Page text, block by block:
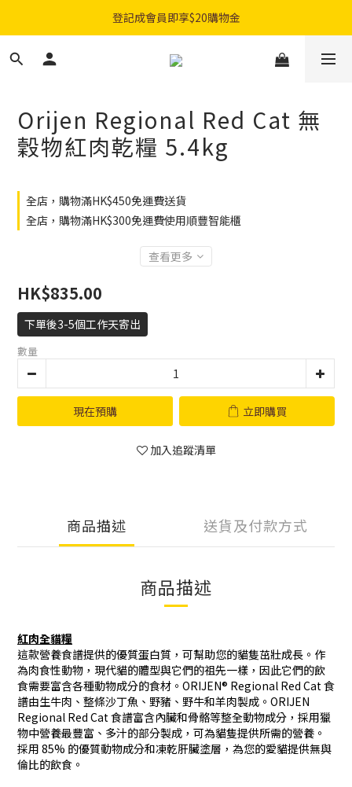
購物滿$300免費順豐智能櫃｜$450免費送貨上門
登記成會員即享$20購物金
購物滿$300免費順豐智能櫃｜$450免費送貨上門
Orijen Regional Red Cat 無
穀物紅肉乾糧 5.4kg
全店，購物滿HK$450免運費送貨
全店，購物滿HK$300免運費使用順豐智能櫃
查看更多
HK$835.00
下單後3-5個工作天寄出
數量
現在預購 立即購買
加入追蹤清單
商品描述 送貨及付款方式
商品描述
紅肉全貓糧
這款營養食譜提供的優質蛋白質，可幫助您的貓隻茁壯成長。作
為肉食性動物，現代貓的體型與它們的祖先一樣，因此它們的飲
食需要富含各種動物成分的食材。ORIJEN® Regional Red Cat 食
譜由生牛肉、整條沙丁魚、野豬、野牛和羊肉製成。ORIJEN
Regional Red Cat 食譜富含內臟和骨骼等整全動物成分，採用獵
物中營養最豐富、多汁的部分製成，可為貓隻提供所需的營養。
採用 85% 的優質動物成分和凍乾肝臟塗層，為您的愛貓提供無與
倫比的飲食。